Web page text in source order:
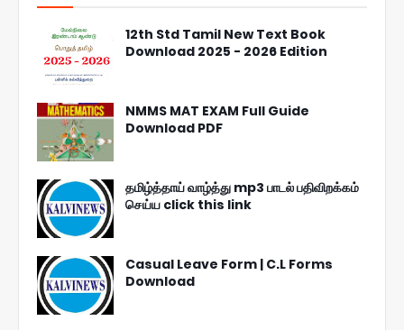
12th Std Tamil New Text Book
Download 2025 - 2026 Edition
NMMS MAT EXAM Full Guide
Download PDF
தமிழ்த்தாய் வாழ்த்து mp3 பாடல் பதிவிறக்கம்
செய்ய click this link
Casual Leave Form | C.L Forms
Download